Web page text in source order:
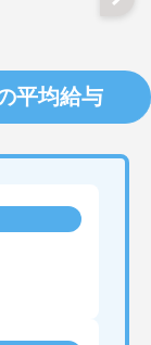
平均給与